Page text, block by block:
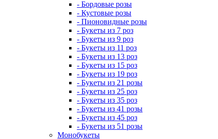
- Бордовые розы
- Кустовые розы
- Пионовидные розы
- Букеты из 7 роз
- Букеты из 9 роз
- Букеты из 11 роз
- Букеты из 13 роз
- Букеты из 15 роз
- Букеты из 19 роз
- Букеты из 21 розы
- Букеты из 25 роз
- Букеты из 35 роз
- Букеты из 41 розы
- Букеты из 45 роз
- Букеты из 51 розы
Монобукеты